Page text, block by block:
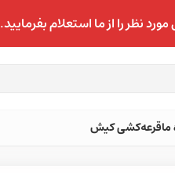
ماقرعه‌کشی کیش
نظر را از ما استعلام بفرمایید.